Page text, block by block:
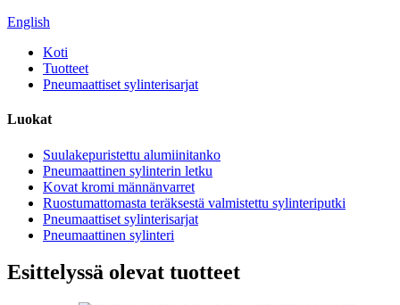
English
Koti
Tuotteet
Pneumaattiset sylinterisarjat
Luokat
Suulakepuristettu alumiinitanko
Pneumaattinen sylinterin letku
Kovat kromi männänvarret
Ruostumattomasta teräksestä valmistettu sylinteriputki
Pneumaattiset sylinterisarjat
Pneumaattinen sylinteri
Esittelyssä olevat tuotteet